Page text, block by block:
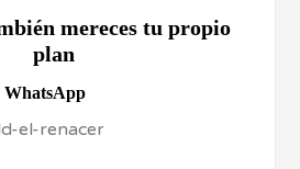
mereces tu propio
plan
WhatsApp